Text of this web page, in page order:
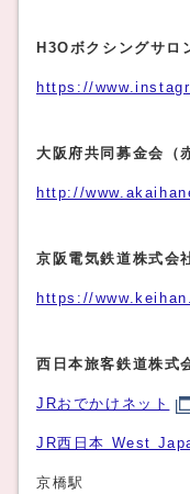
H3Oボクシングサロ
https://
大阪府共同募金会（
http://
京阪電気鉄道株式会
https://
西日本旅客鉄道株式
JRおでかけネット
JR西日本 West
京橋駅